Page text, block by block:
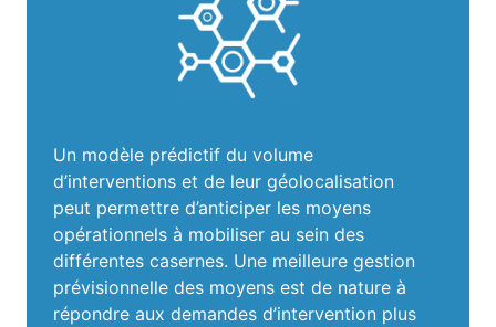
Un modèle prédictif du volume
d’interventions et de leur géolocalisation
peut permettre d’anticiper les moyens
opérationnels à mobiliser au sein des
différentes casernes. Une meilleure gestion
prévisionnelle des moyens est de nature à
répondre aux demandes d’intervention plus